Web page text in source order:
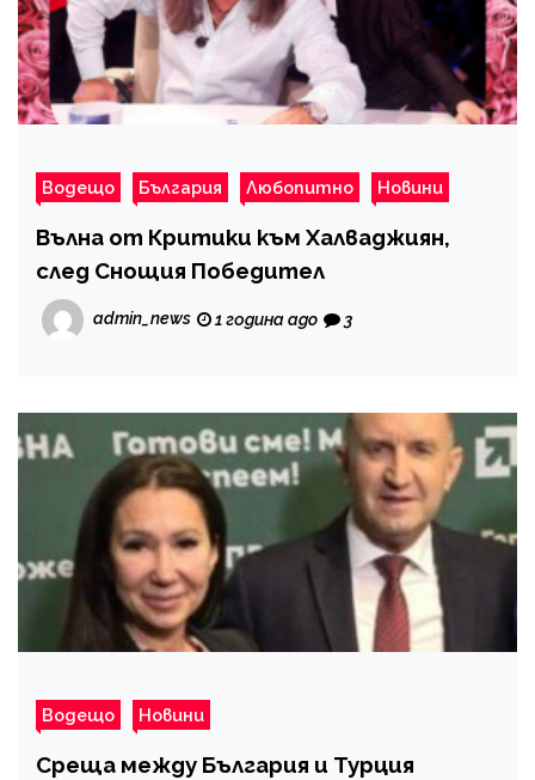
Водещо България Любопитно Новини
Вълна от Критики към Халваджиян,
след Снощия Победител
admin_news 1 година ago 3
Водещо Новини
Среща между България и Турция